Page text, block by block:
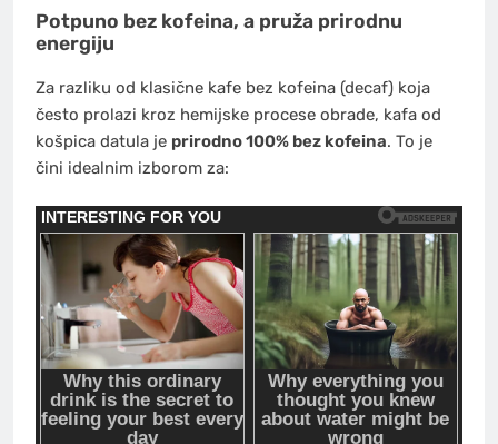
Potpuno bez kofeina, a pruža prirodnu
energiju
Za razliku od klasične kafe bez kofeina (decaf) koja
često prolazi kroz hemijske procese obrade, kafa od
košpica datula je prirodno 100% bez kofeina. To je
čini idealnim izborom za: